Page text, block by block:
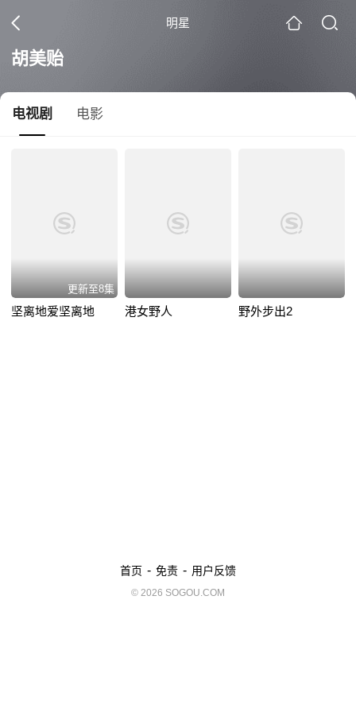
明星
胡美贻
电视剧 电影
更新至8集
坚离地爱坚离地 港女野人 野外步出2
首页 - 免责 - 用户反馈
© 2026 SOGOU.COM